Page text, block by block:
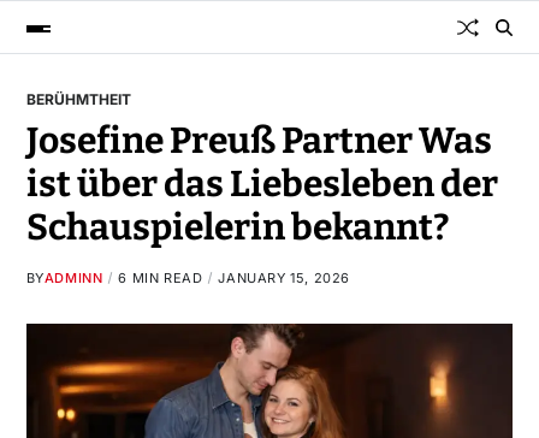
BERÜHMTHEIT
Josefine Preuß Partner Was
ist über das Liebesleben der
Schauspielerin bekannt?
BYADMINN 6 MIN READ JANUARY 15, 2026